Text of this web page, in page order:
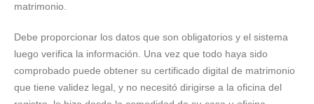
matrimonio.
Debe proporcionar los datos que son obligatorios y el sistema
luego verifica la información. Una vez que todo haya sido
comprobado puede obtener su certificado digital de matrimonio
que tiene validez legal, y no necesitó dirigirse a la oficina del